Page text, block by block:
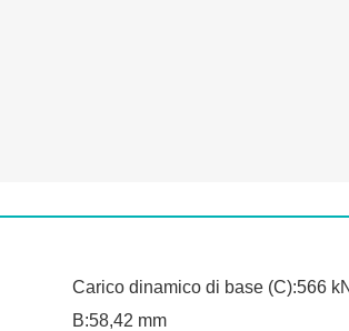
Carico dinamico di base (C):566 kN
B:58,42 mm